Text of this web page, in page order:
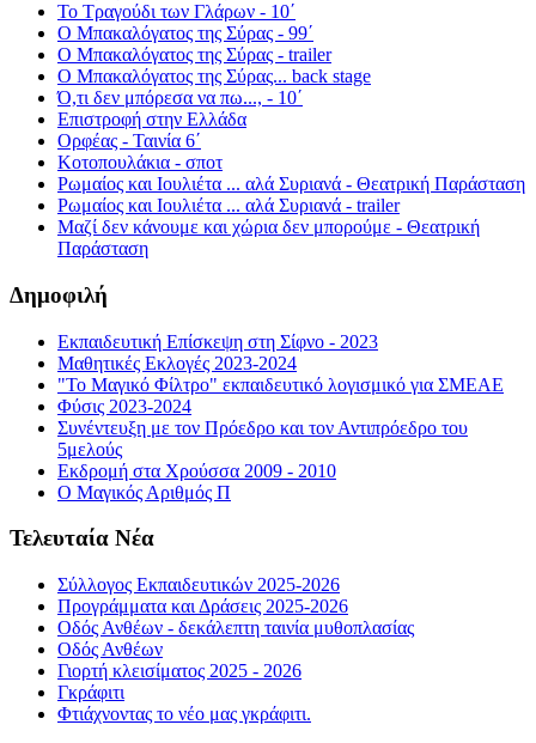
Το Τραγούδι των Γλάρων - 10΄
Ο Μπακαλόγατος της Σύρας - 99΄
Ο Μπακαλόγατος της Σύρας - trailer
Ο Μπακαλόγατος της Σύρας... back stage
Ό,τι δεν μπόρεσα να πω..., - 10΄
Επιστροφή στην Ελλάδα
Ορφέας - Ταινία 6΄
Κοτοπουλάκια - σποτ
Ρωμαίος και Ιουλιέτα ... αλά Συριανά - Θεατρική Παράσταση
Ρωμαίος και Ιουλιέτα ... αλά Συριανά - trailer
Μαζί δεν κάνουμε και χώρια δεν μπορούμε - Θεατρική
Παράσταση
Δημοφιλή
Εκπαιδευτική Επίσκεψη στη Σίφνο - 2023
Μαθητικές Εκλογές 2023-2024
"Το Μαγικό Φίλτρο" εκπαιδευτικό λογισμικό για ΣΜΕΑΕ
Φύσις 2023-2024
Συνέντευξη με τον Πρόεδρο και τον Αντιπρόεδρο του
5μελούς
Εκδρομή στα Χρούσσα 2009 - 2010
Ο Μαγικός Αριθμός Π
Τελευταία Νέα
Σύλλογος Εκπαιδευτικών 2025-2026
Προγράμματα και Δράσεις 2025-2026
Οδός Ανθέων - δεκάλεπτη ταινία μυθοπλασίας
Οδός Ανθέων
Γιορτή κλεισίματος 2025 - 2026
Γκράφιτι
Φτιάχνοντας το νέο μας γκράφιτι.